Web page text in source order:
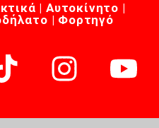
| Αυτοκίνητο |
| Φορτηγό